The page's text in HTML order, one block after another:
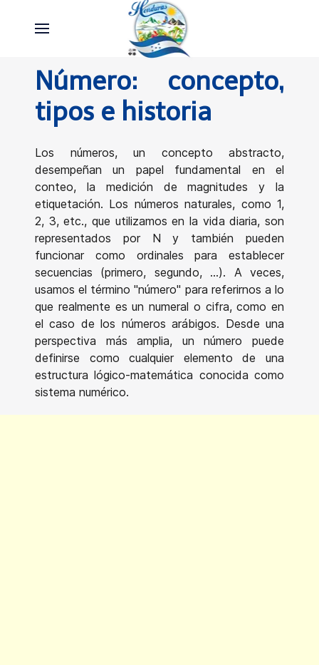
Número: concepto,
tipos e historia
Los números, un concepto abstracto,
desempeñan un papel fundamental en el
conteo, la medición de magnitudes y la
etiquetación. Los números naturales, como 1,
2, 3, etc., que utilizamos en la vida diaria, son
representados por N y también pueden
funcionar como ordinales para establecer
secuencias (primero, segundo, ...). A veces,
usamos el término "número" para referirnos a lo
que realmente es un numeral o cifra, como en
el caso de los números arábigos. Desde una
perspectiva más amplia, un número puede
definirse como cualquier elemento de una
estructura lógico-matemática conocida como
sistema numérico.